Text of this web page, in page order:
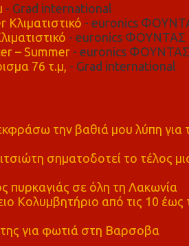
- Grad international
- euronics
- euronics ΦΟΥΝΤΑΣ
– Summer- euronics ΦΟΥΝΤΑΣ
76 τ.μ, - Grad international
την βαθιά μου λύπη
σηματοδοτεί το τέλος
πυρκαγιάς σε όλη τη Λακωνία
Κολυμβητήριο από τις 10 έως
για φωτιά στη Βαρσοβα